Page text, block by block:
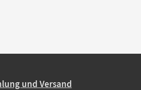
und Versand